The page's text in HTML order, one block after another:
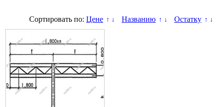
Сортировать по: Цене ↑ ↓ Названию ↑ ↓ Остатку ↑ ↓